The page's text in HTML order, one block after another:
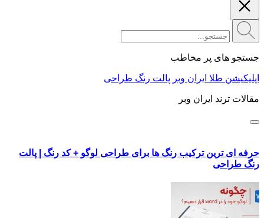
جستجو های پر مخاطب
اپلیکیشن طلا ایران وبر پالت رنگ طراحی
مقالات ترند ایران وبر
حرفه ای ترین ترکیب رنگ ها برای طراحی لوگو + کد رنگ | پالت
رنگ طراحی